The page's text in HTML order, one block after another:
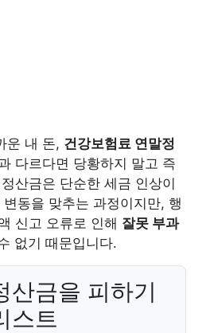
운 내 돈, 건강보험료 연말정
다르다면 당황하지 말고 즉
산금은 단순한 세금 인상이
동을 맞추는 과정이지만, 행
신고 오류로 인해 잘못 부과
없기 때문입니다.
산금을 피하기
스트